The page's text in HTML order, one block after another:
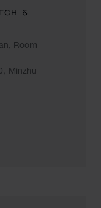
&
Room
Minzhu